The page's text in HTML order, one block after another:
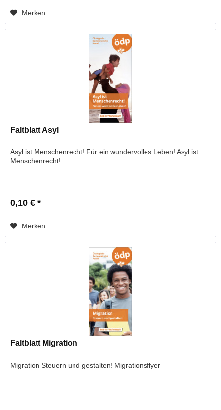
Merken
Faltblatt Asyl
Asyl ist Menschenrecht! Für ein wundervolles Leben! Asyl ist
Menschenrecht!
0,10 € *
Merken
Faltblatt Migration
Migration Steuern und gestalten! Migrationsflyer